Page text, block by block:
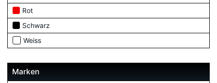
Rot
Schwarz
Weiss
Marken